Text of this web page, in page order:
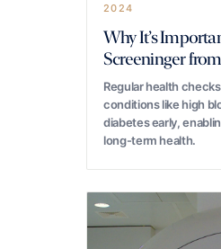
2024
Why It’s
Screeninger
Regular health
conditions like high
diabetes early,
long-term health.